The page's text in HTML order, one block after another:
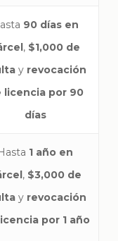
90 días en
, $1,000 de
y revocación
licencia por 90
días
1 año en
, $3,000 de
y revocación
por 1 año